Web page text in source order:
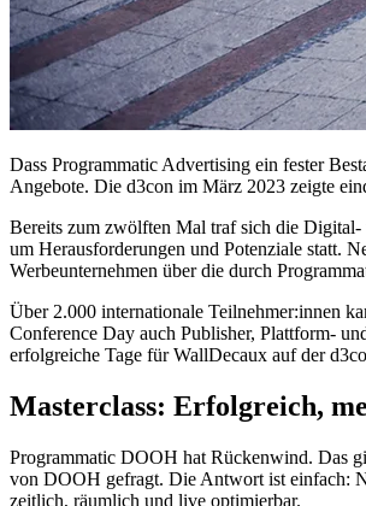
Dass Programmatic Advertising ein fester
Angebote. Die d3con im März 2023 zeigte
Bereits zum zwölften Mal traf sich die Digital-
um Herausforderungen und Potenziale statt.
Werbeunternehmen über die durch
Über 2.000 internationale Teilnehmer:innen
Conference Day auch Publisher, Plattform-
erfolgreiche Tage für WallDecaux auf der
Masterclass: Erfolgreich,
Programmatic DOOH hat Rückenwind. Das
von DOOH gefragt. Die Antwort ist einfach:
zeitlich, räumlich und live optimierbar.